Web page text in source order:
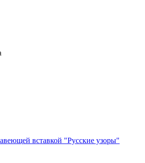
вставкой "Русские узоры"